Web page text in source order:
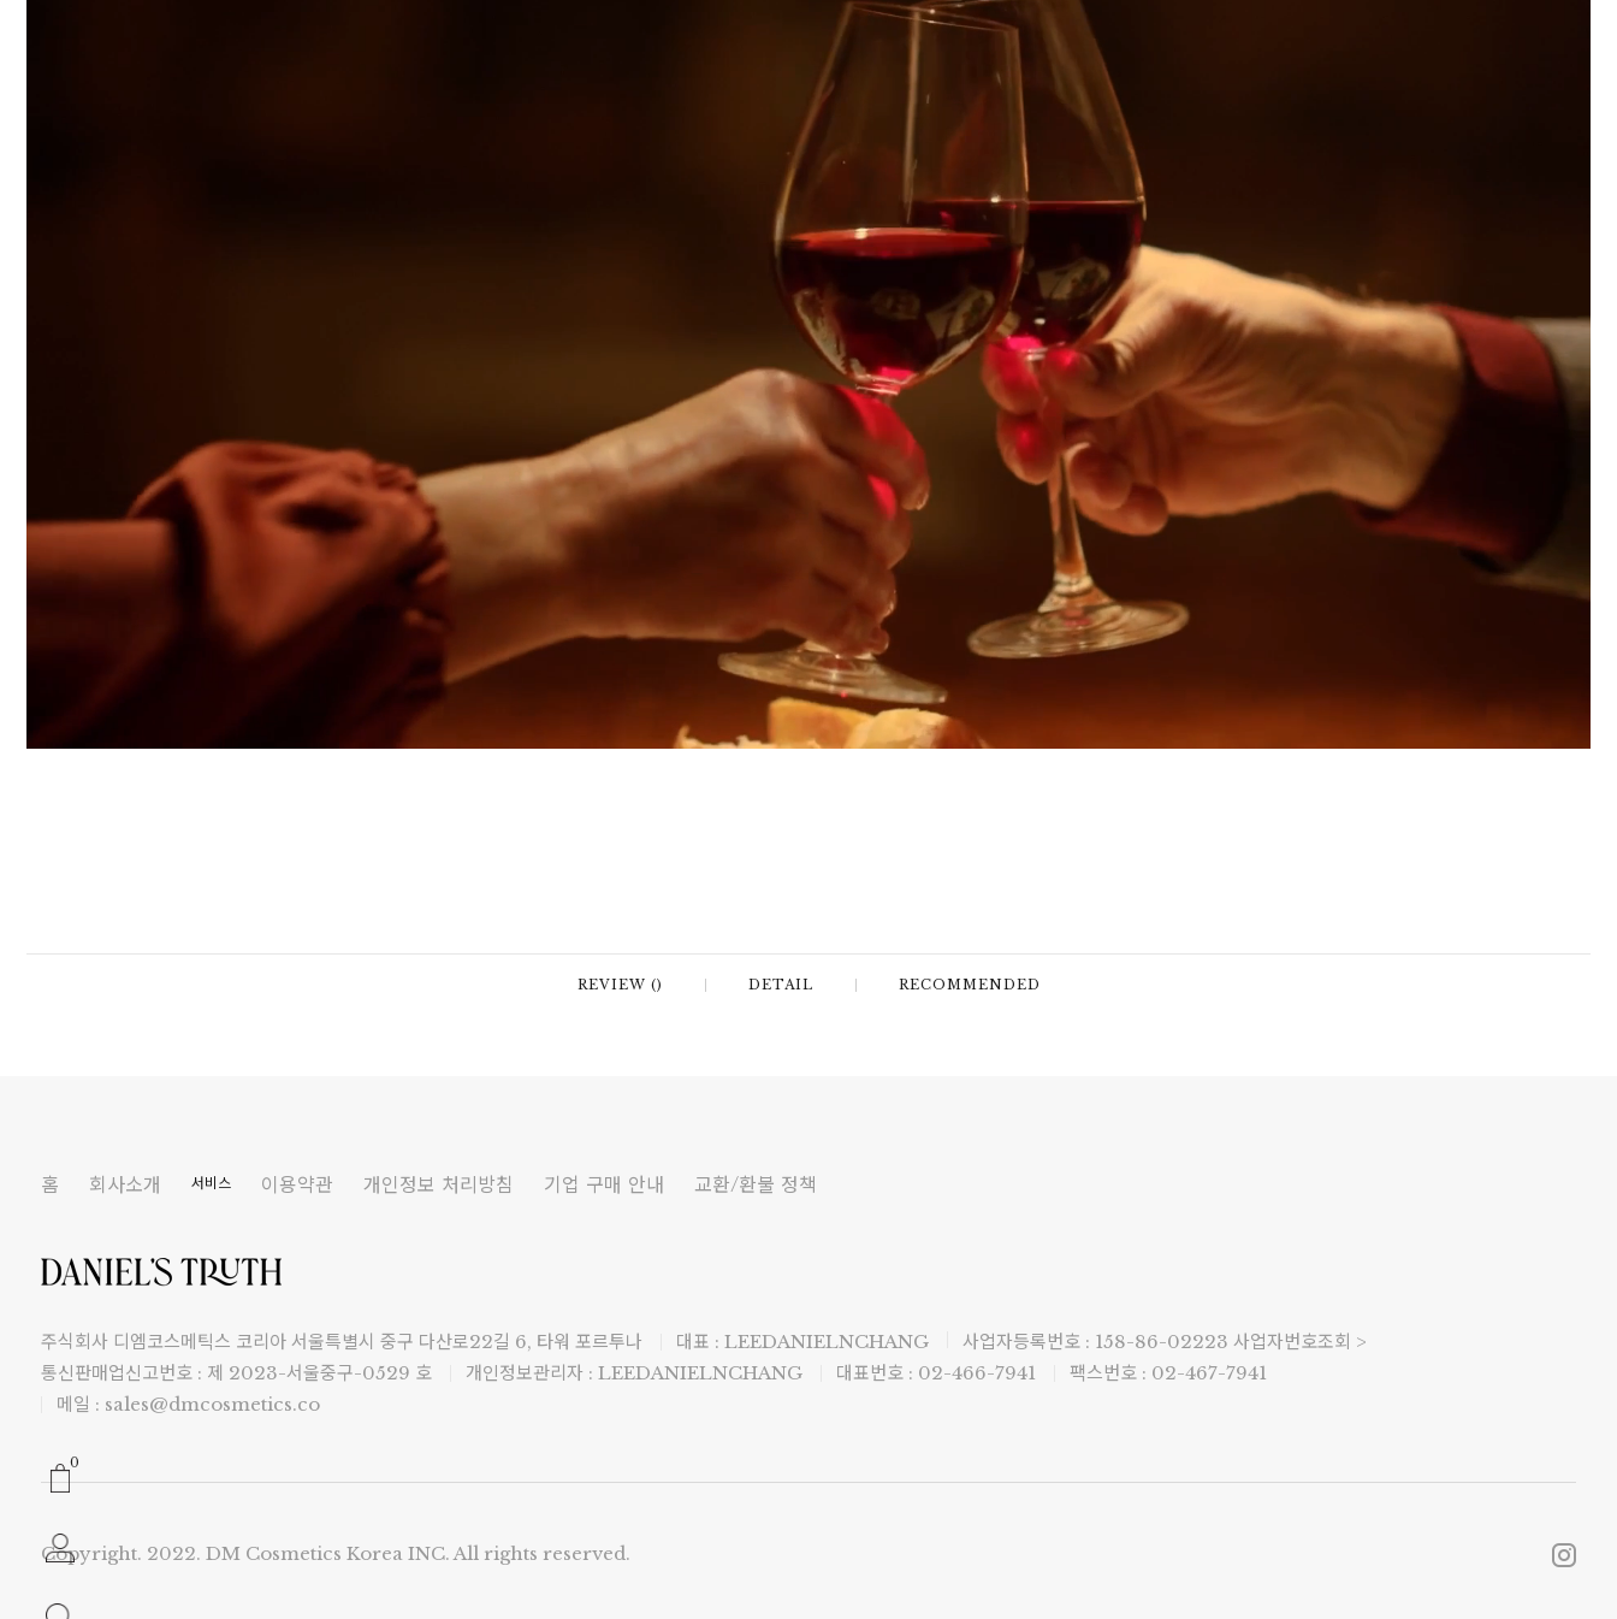
0
REVIEW () DETAIL RECOMMENDED
홈 회사소개 서비스 이용약관 개인정보 처리방침 기업 구매 안내 교환/환불 정책
주식회사 디엠코스메틱스 코리아 서울특별시 중구 다산로22길 6, 타워 포르투나 대표 : LEEDANIELNCHANG 사업자등록번호 : 158-86-02223 사업자번호조회 >
통신판매업신고번호 : 제 2023-서울중구-0529 호
개인정보관리자 : LEEDANIELNCHANG 대표번호 : 02-466-7941
팩스번호 : 02-467-7941
메일 : sales@dmcosmetics.co
Copyright. 2022. DM Cosmetics Korea INC. All rights reserved.